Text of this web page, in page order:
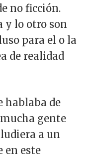
no ficción.
y lo otro son
para el o la
de realidad
hablaba de
gente
a un
en este